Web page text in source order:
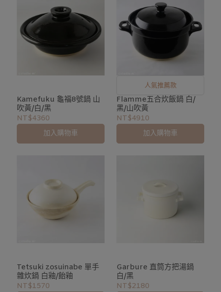
Kamefuku 龜福8號鍋 山
吹黃/白/黑
NT$4360
加入購物車
人氣推薦款
Flamme五合炊飯鍋 白/
黑/山吹黃
NT$4910
加入購物車
Tetsuki zosuinabe 單手
雜炊鍋 白釉/飴釉
NT$1570
Garbure 直筒方把湯鍋
白/黑
NT$2180